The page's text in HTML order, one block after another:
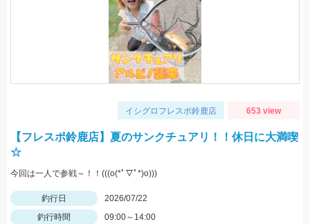
イシグロフレスポ鈴鹿店 653 view
【フレスポ鈴鹿店】夏のサンクチュアリ！！休日に大満喫
☆
今回は一人で参戦～！！(((o(*ﾟ▽ﾟ*)o)))
釣行日
2026/07/22
釣行時間
09:00～14:00